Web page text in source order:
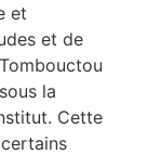
et
et de
la
Cette